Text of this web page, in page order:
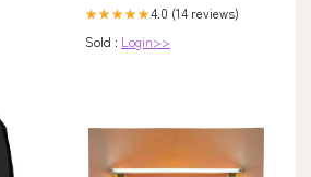
★★★★★4.0 (14 reviews)
Sold : Login>>